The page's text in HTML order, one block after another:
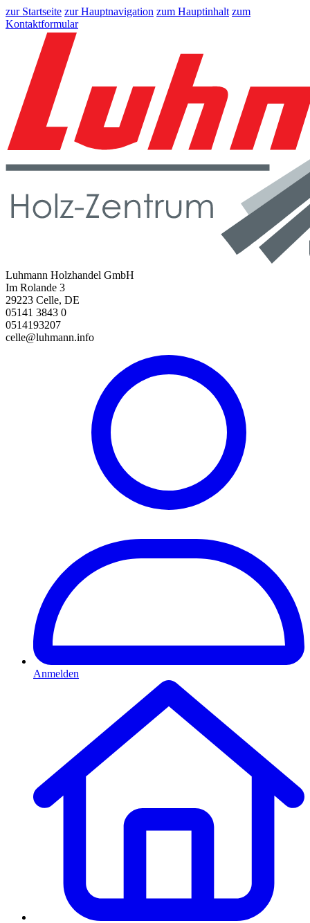
zur Startseite zur Hauptnavigation zum Hauptinhalt zum
Kontaktformular
Luhmann Holzhandel GmbH
Im Rolande 3
29223 Celle, DE
05141 3843 0
0514193207
celle@luhmann.info
Anmelden